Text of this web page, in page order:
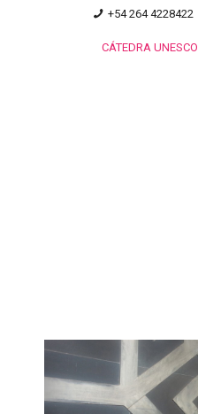
+54 264 4228422
CÁTEDRA UNESCO